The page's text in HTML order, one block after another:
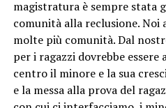
magistratura è sempre stata
comunità alla reclusione. Noi
molte più comunità. Dal
per i ragazzi dovrebbe
centro il minore e la sua
e la messa alla prova del